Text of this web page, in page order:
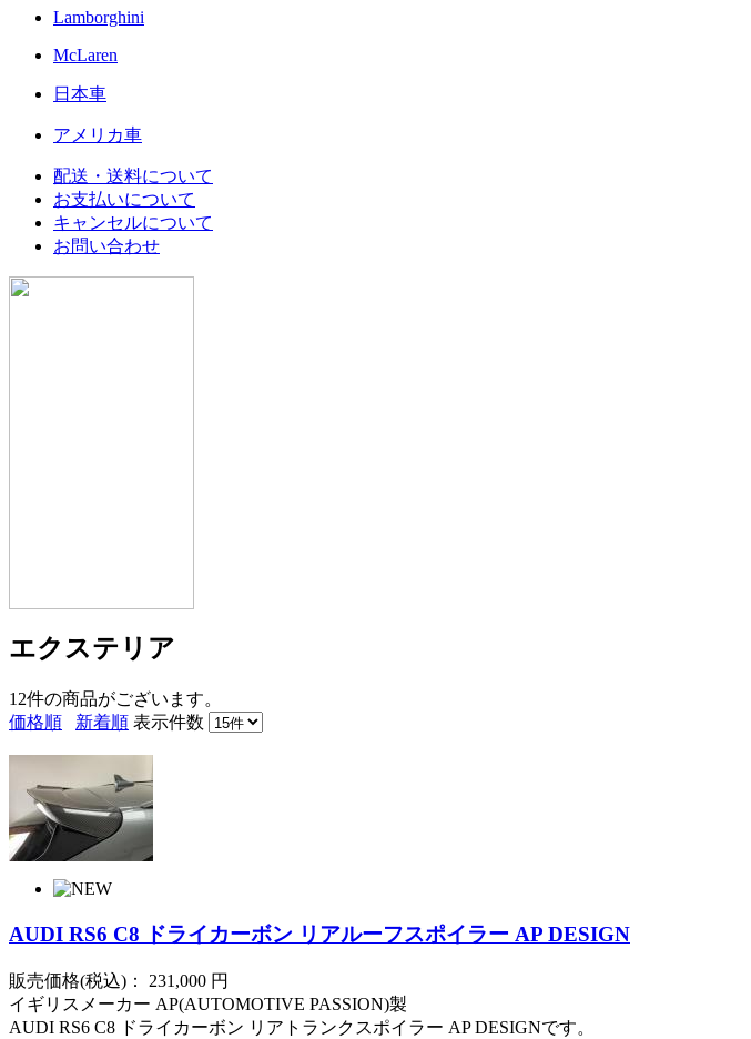
Lamborghini
McLaren
日本車
アメリカ車
配送・送料について
お支払いについて
キャンセルについて
お問い合わせ
エクステリア
12件の商品がございます。
価格順
新着順 表示件数
AUDI RS6 C8 ドライカーボン リアルーフスポイラー AP DESIGN
販売価格(税込)： 231,000 円
イギリスメーカー AP(AUTOMOTIVE PASSION)製
AUDI RS6 C8 ドライカーボン リアトランクスポイラー AP DESIGNです。